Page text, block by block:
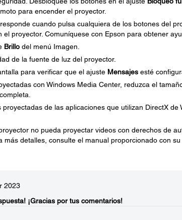
para encender el proyector.
cuando pulsa cualquiera de los botones del
el proyector. Comuníquese con Epson para obtener
Brillodel menú Imagen.
de la fuente de luz del proyector.
para verificar que el ajuste Mensajesesté
con Windows Media Center, reduzca el
proyectadas de las aplicaciones que utilizan DirectX
no pueda proyectar videos con derechos de
más detalles, consulte el manual proporcionado con su
2023
¡Gracias por tus comentarios!